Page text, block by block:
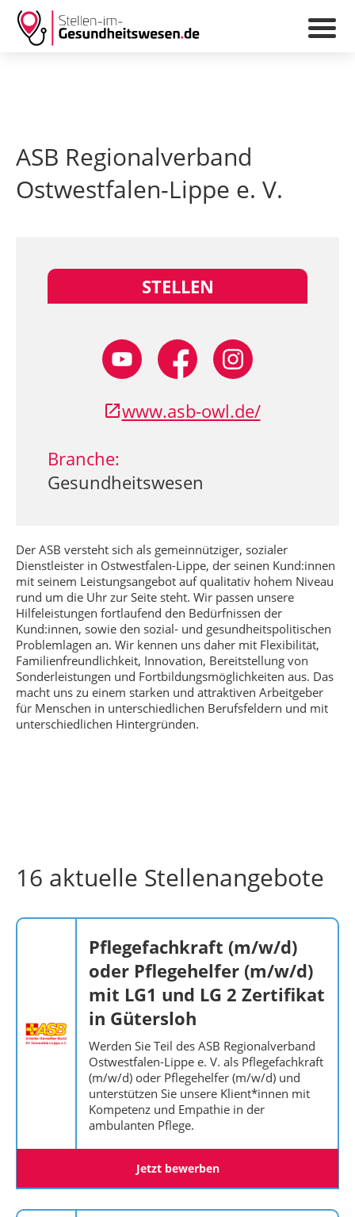
ASB Regionalverband
Ostwestfalen-Lippe e. V.
Der ASB versteht sich als gemeinnütziger, sozialer
Dienstleister in Ostwestfalen-Lippe, der seinen Kund:innen
mit seinem Leistungsangebot auf qualitativ hohem Niveau
rund um die Uhr zur Seite steht. Wir passen unsere
Hilfeleistungen fortlaufend den Bedürfnissen der
Kund:innen, sowie den sozial- und gesundheitspolitischen
Problemlagen an. Wir kennen uns daher mit Flexibilität,
Familienfreundlichkeit, Innovation, Bereitstellung von
Sonderleistungen und Fortbildungsmöglichkeiten aus. Das
macht uns zu einem starken und attraktiven Arbeitgeber
für Menschen in unterschiedlichen Berufsfeldern und mit
unterschiedlichen Hintergründen.
STELLEN
www.asb-owl.de/
Branche:
Gesundheitswesen
16 aktuelle Stellenangebote
Pflegefachkraft (m/w/d)
oder Pflegehelfer (m/w/d)
mit LG1 und LG 2 Zertifikat
in Gütersloh
Werden Sie Teil des ASB Regionalverband
Ostwestfalen-Lippe e. V. als Pflegefachkraft
(m/w/d) oder Pflegehelfer (m/w/d) und
unterstützen Sie unsere Klient*innen mit
Kompetenz und Empathie in der
ambulanten Pflege.
Jetzt bewerben